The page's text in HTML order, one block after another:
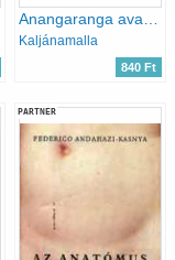
Anangaranga avagy a szerelmi játékok istenének színpada
Kaljánamalla
840 Ft
PARTNER